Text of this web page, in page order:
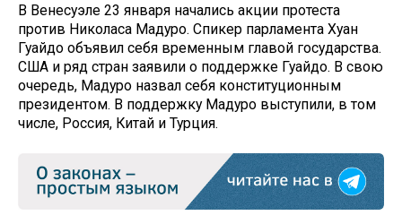
В Венесуэле 23 января начались акции протеста
против Николаса Мадуро. Спикер парламента Хуан
Гуайдо объявил себя временным главой государства.
США и ряд стран заявили о поддержке Гуайдо. В свою
очередь, Мадуро назвал себя конституционным
президентом. В поддержку Мадуро выступили, в том
числе, Россия, Китай и Турция.